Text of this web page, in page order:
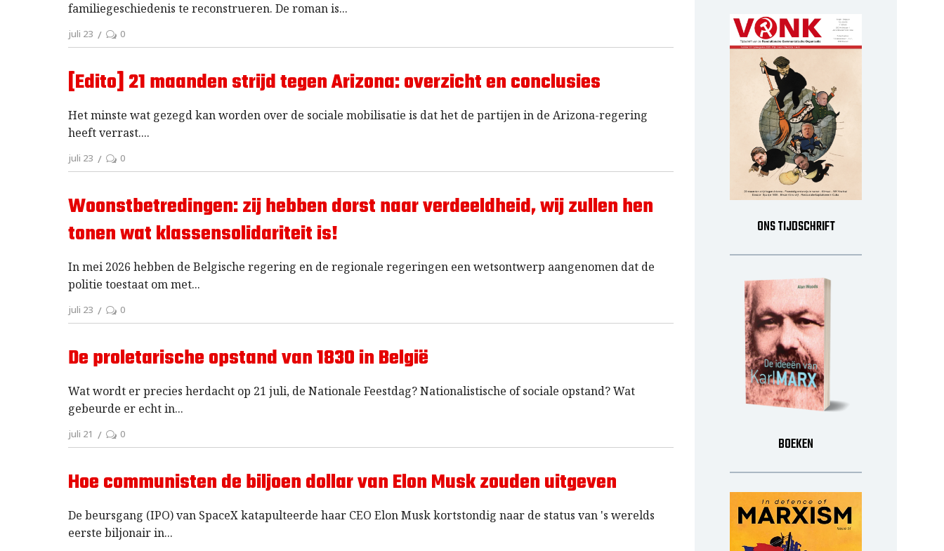
familiegeschiedenis te reconstrueren. De roman is
juli 23 0
[Edito] 21 maanden strijd tegen Arizona: overzicht en conclusies
Het minste wat gezegd kan worden over de sociale mobilisatie is dat het de partijen in de Arizona-regering
heeft verrast.
juli 23 0
Woonstbetredingen: zij hebben dorst naar verdeeldheid, wij zullen hen
tonen wat klassensolidariteit is!
In mei 2026 hebben de Belgische regering en de regionale regeringen een wetsontwerp aangenomen dat de
politie toestaat om met
juli 23 0
De proletarische opstand van 1830 in België
Wat wordt er precies herdacht op 21 juli, de Nationale Feestdag? Nationalistische of sociale opstand? Wat
gebeurde er echt in
juli 21 0
Hoe communisten de biljoen dollar van Elon Musk zouden uitgeven
De beursgang (IPO) van SpaceX katapulteerde haar CEO Elon Musk kortstondig naar de status van 's werelds
eerste biljonair in
ONS TIJDSCHRIFT
BOEKEN